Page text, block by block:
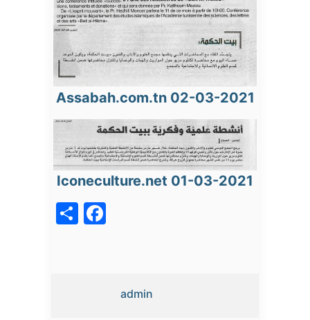
Assabah.com.tn 02-03-2021
Iconeculture.net 01-03-2021
admin